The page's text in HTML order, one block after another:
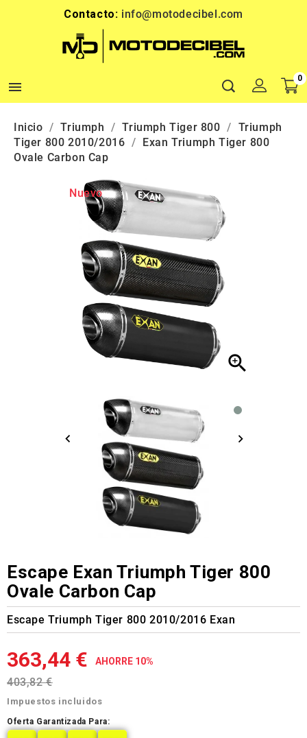
Contacto: info@motodecibel.com

0
Inicio Triumph Triumph Tiger 800
Triumph
Tiger 800 2010/2016
Exan Triumph Tiger 800
Ovale Carbon Cap
Nuevo

Escape Exan Triumph Tiger 800
Ovale Carbon Cap
Escape Triumph Tiger 800 2010/2016 Exan
363,44 € AHORRE 10%
403,82 €
Impuestos incluidos
Oferta Garantizada Para: